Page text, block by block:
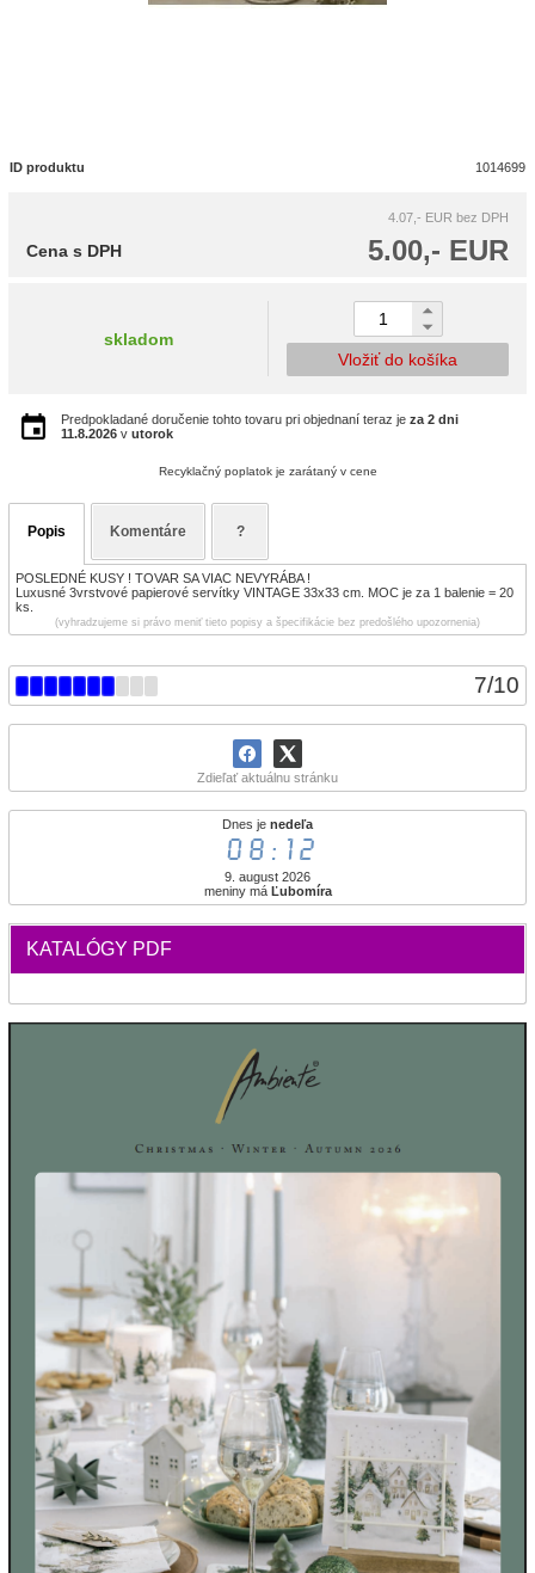
7/10
Zdieľať aktuálnu stránku
Dnes je nedeľa
08:12
9. august 2026
meniny má Ľubomíra
KATALÓGY PDF
ID produktu 1014699
4.07,- EUR bez DPH
5.00,- EUR
Cena s DPH
skladom
Vložiť do košíka
Predpokladané doručenie tohto tovaru pri objednaní teraz je za 2 dni
11.8.2026 v utorok
Recyklačný poplatok je zarátaný v cene
Popis Komentáre ?
POSLEDNÉ KUSY ! TOVAR SA VIAC NEVYRÁBA !
Luxusné 3vrstvové papierové servítky VINTAGE 33x33 cm. MOC je za 1 balenie = 20
ks.
(vyhradzujeme si právo meniť tieto popisy a špecifikácie bez predošlého upozornenia)